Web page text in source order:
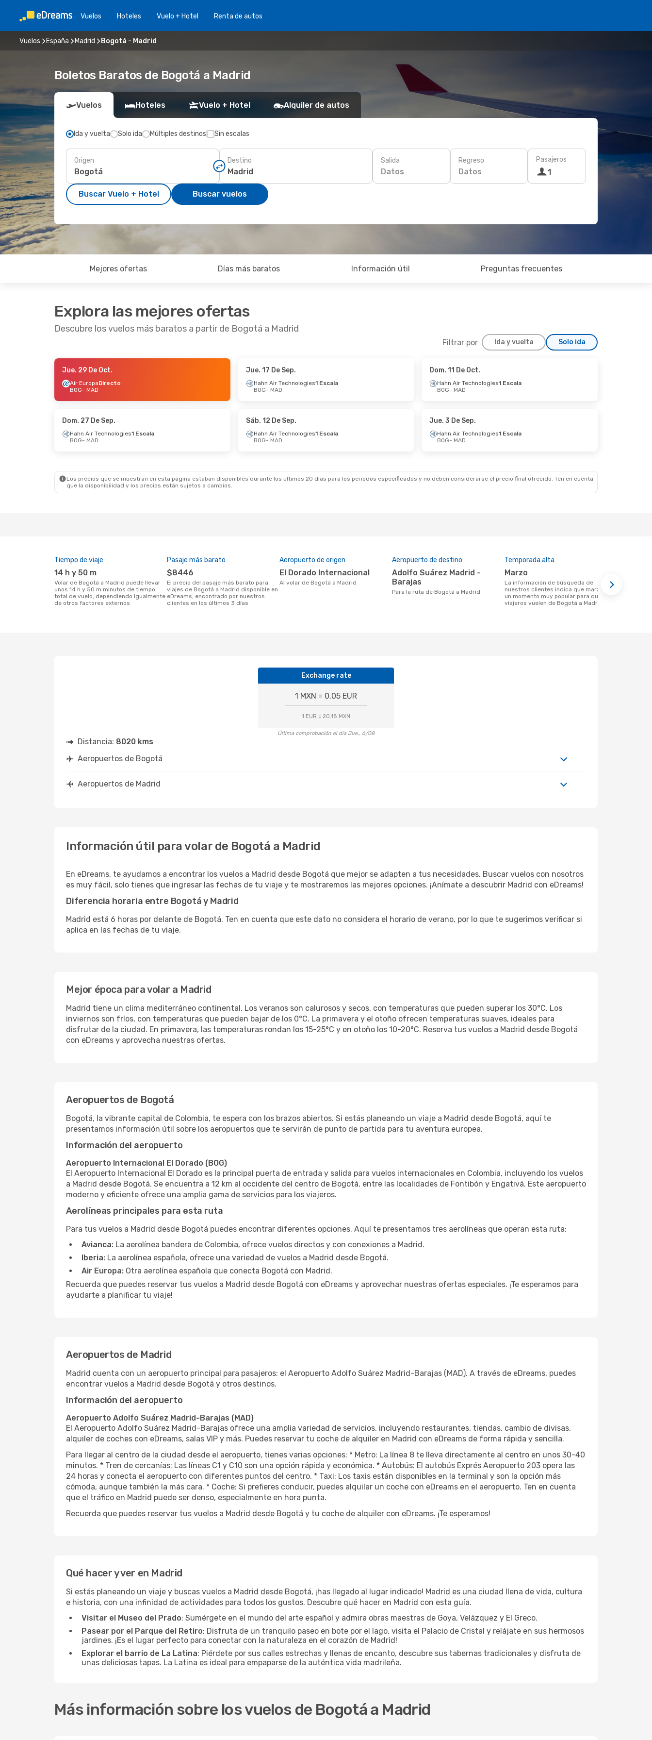
Vuelos Hoteles Vuelo + Hotel Renta de autos
Vuelos España Madrid Bogotá - Madrid
Boletos Baratos de Bogotá a Madrid
Vuelos Hoteles Vuelo + Hotel Alquiler de autos
Ida y vuelta Solo ida Múltiples destinos Sin escalas
Origen Destino Salida
Datos
Regreso
Datos
Pasajeros
1
Buscar Vuelo + Hotel Buscar vuelos
Mejores ofertas Días más baratos Información útil Preguntas frecuentes
Explora las mejores ofertas
Descubre los vuelos más baratos a partir de Bogotá a Madrid
Filtrar por Ida y vuelta Solo ida
- Jue. 22 De Oct.
Klm Royal Dutch Airlines 1 Escala
Klm Royal Dutch Airlines 1 Escala
- Mié. 2 De Sep. - Sáb. 31 De Oct.
MAD
- BOG
- Lun. 14 De Sep.
- BOG
Jue. 29 De Oct.
Air EuropaDirecto
BOG- MAD
Jue. 17 De Sep.
Hahn Air Technologies1 Escala
BOG- MAD
Dom. 11 De Oct.
Hahn Air Technologies1 Escala
BOG- MAD
Dom. 27 De Sep.
Hahn Air Technologies1 Escala
BOG- MAD
Sáb. 12 De Sep.
Hahn Air Technologies1 Escala
BOG- MAD
Jue. 3 De Sep.
Hahn Air Technologies1 Escala
BOG- MAD
Los precios que se muestran en esta página estaban disponibles durante los últimos 20 días para los periodos especificados y no deben considerarse el precio final ofrecido. Ten en cuenta
que la disponibilidad y los precios están sujetos a cambios.
Tiempo de viaje
14 h y 50 m
Volar de Bogotá a Madrid puede llevar
unos 14 h y 50 m minutos de tiempo
total de vuelo, dependiendo igualmente
de otros factores externos
Pasaje más barato
$8446
El precio del pasaje más barato para
viajes de Bogotá a Madrid disponible en
eDreams, encontrado por nuestros
clientes en los últimos 3 días
Aeropuerto de origen
El Dorado Internacional
Al volar de Bogotá a Madrid
Aeropuerto de destino
Adolfo Suárez Madrid -
Barajas
Para la ruta de Bogotá a Madrid
Temporada alta
marzo
La información de búsqueda de
nuestros clientes indica que marzo es
un momento muy popular para que los
viajeros vuelen de Bogotá a Madrid
Exchange rate
1 MXN = 0.05 EUR
1 EUR = 20.18 MXN
Última comprobación el día Jue., 6/08
Distancia: 8020 kms
Aeropuertos de Bogotá
Aeropuertos de Madrid
Información útil para volar de Bogotá a Madrid
En eDreams, te ayudamos a encontrar los vuelos a Madrid desde Bogotá que mejor se adapten a tus necesidades. Buscar vuelos con nosotros
es muy fácil, solo tienes que ingresar las fechas de tu viaje y te mostraremos las mejores opciones. ¡Anímate a descubrir Madrid con eDreams!
Diferencia horaria entre Bogotá y Madrid
Madrid está 6 horas por delante de Bogotá. Ten en cuenta que este dato no considera el horario de verano, por lo que te sugerimos verificar si
aplica en las fechas de tu viaje.
Mejor época para volar a Madrid
Madrid tiene un clima mediterráneo continental. Los veranos son calurosos y secos, con temperaturas que pueden superar los 30°C. Los
inviernos son fríos, con temperaturas que pueden bajar de los 0°C. La primavera y el otoño ofrecen temperaturas suaves, ideales para
disfrutar de la ciudad. En primavera, las temperaturas rondan los 15-25°C y en otoño los 10-20°C. Reserva tus vuelos a Madrid desde Bogotá
con eDreams y aprovecha nuestras ofertas.
Aeropuertos de Bogotá
Bogotá, la vibrante capital de Colombia, te espera con los brazos abiertos. Si estás planeando un viaje a Madrid desde Bogotá, aquí te
presentamos información útil sobre los aeropuertos que te servirán de punto de partida para tu aventura europea.
Información del aeropuerto
Aeropuerto Internacional El Dorado (BOG)
El Aeropuerto Internacional El Dorado es la principal puerta de entrada y salida para vuelos internacionales en Colombia, incluyendo los vuelos
a Madrid desde Bogotá. Se encuentra a 12 km al occidente del centro de Bogotá, entre las localidades de Fontibón y Engativá. Este aeropuerto
moderno y eficiente ofrece una amplia gama de servicios para los viajeros.
Aerolíneas principales para esta ruta
Para tus vuelos a Madrid desde Bogotá puedes encontrar diferentes opciones. Aquí te presentamos tres aerolíneas que operan esta ruta:
Avianca: La aerolínea bandera de Colombia, ofrece vuelos directos y con conexiones a Madrid.
Iberia: La aerolínea española, ofrece una variedad de vuelos a Madrid desde Bogotá.
Air Europa: Otra aerolínea española que conecta Bogotá con Madrid.
Recuerda que puedes reservar tus vuelos a Madrid desde Bogotá con eDreams y aprovechar nuestras ofertas especiales. ¡Te esperamos para
ayudarte a planificar tu viaje!
Aeropuertos de Madrid
Madrid cuenta con un aeropuerto principal para pasajeros: el Aeropuerto Adolfo Suárez Madrid-Barajas (MAD). A través de eDreams, puedes
encontrar vuelos a Madrid desde Bogotá y otros destinos.
Información del aeropuerto
Aeropuerto Adolfo Suárez Madrid-Barajas (MAD)
El Aeropuerto Adolfo Suárez Madrid-Barajas ofrece una amplia variedad de servicios, incluyendo restaurantes, tiendas, cambio de divisas,
alquiler de coches con eDreams, salas VIP y más. Puedes reservar tu coche de alquiler en Madrid con eDreams de forma rápida y sencilla.
Para llegar al centro de la ciudad desde el aeropuerto, tienes varias opciones: * Metro: La línea 8 te lleva directamente al centro en unos 30-40
minutos. * Tren de cercanías: Las líneas C1 y C10 son una opción rápida y económica. * Autobús: El autobús Exprés Aeropuerto 203 opera las
24 horas y conecta el aeropuerto con diferentes puntos del centro. * Taxi: Los taxis están disponibles en la terminal y son la opción más
cómoda, aunque también la más cara. * Coche: Si prefieres conducir, puedes alquilar un coche con eDreams en el aeropuerto. Ten en cuenta
que el tráfico en Madrid puede ser denso, especialmente en hora punta.
Recuerda que puedes reservar tus vuelos a Madrid desde Bogotá y tu coche de alquiler con eDreams. ¡Te esperamos!
Qué hacer y ver en Madrid
Si estás planeando un viaje y buscas vuelos a Madrid desde Bogotá, ¡has llegado al lugar indicado! Madrid es una ciudad llena de vida, cultura
e historia, con una infinidad de actividades para todos los gustos. Descubre qué hacer en Madrid con esta guía.
Visitar el Museo del Prado: Sumérgete en el mundo del arte español y admira obras maestras de Goya, Velázquez y El Greco.
Pasear por el Parque del Retiro: Disfruta de un tranquilo paseo en bote por el lago, visita el Palacio de Cristal y relájate en sus hermosos
jardines. ¡Es el lugar perfecto para conectar con la naturaleza en el corazón de Madrid!
Explorar el barrio de La Latina: Piérdete por sus calles estrechas y llenas de encanto, descubre sus tabernas tradicionales y disfruta de
unas deliciosas tapas. La Latina es ideal para empaparse de la auténtica vida madrileña.
Más información sobre los vuelos de Bogotá a Madrid